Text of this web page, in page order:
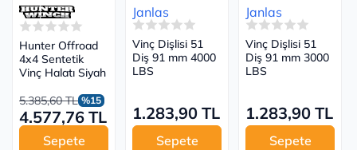
Hunter Offroad
4x4 Sentetik
Vinç Halatı Siyah
5.385,60 TL %15
4.577,76 TL
Sepete
Janlas
Vinç Dişlisi 51
Diş 91 mm 4000
LBS
1.283,90 TL
Sepete
Janlas
Vinç Dişlisi 51
Diş 91 mm 3000
LBS
1.283,90 TL
Sepete